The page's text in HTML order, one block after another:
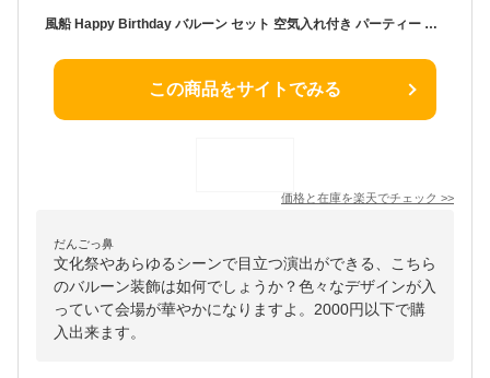
風船 Happy Birthday バルーン セット 空気入れ付き パーティー 装飾 バースデー 飾り付け インテリア用品 プレゼント 人気 誕生日 結婚式 二次会 お祝い 文化祭 記念写真 サプライズ等 あらゆる場面で目立つ演出ができます
この商品をサイトでみる
価格と在庫を楽天でチェック >>
だんごっ鼻
文化祭やあらゆるシーンで目立つ演出ができる、こちら
のバルーン装飾は如何でしょうか？色々なデザインが入
っていて会場が華やかになりますよ。2000円以下で購
入出来ます。